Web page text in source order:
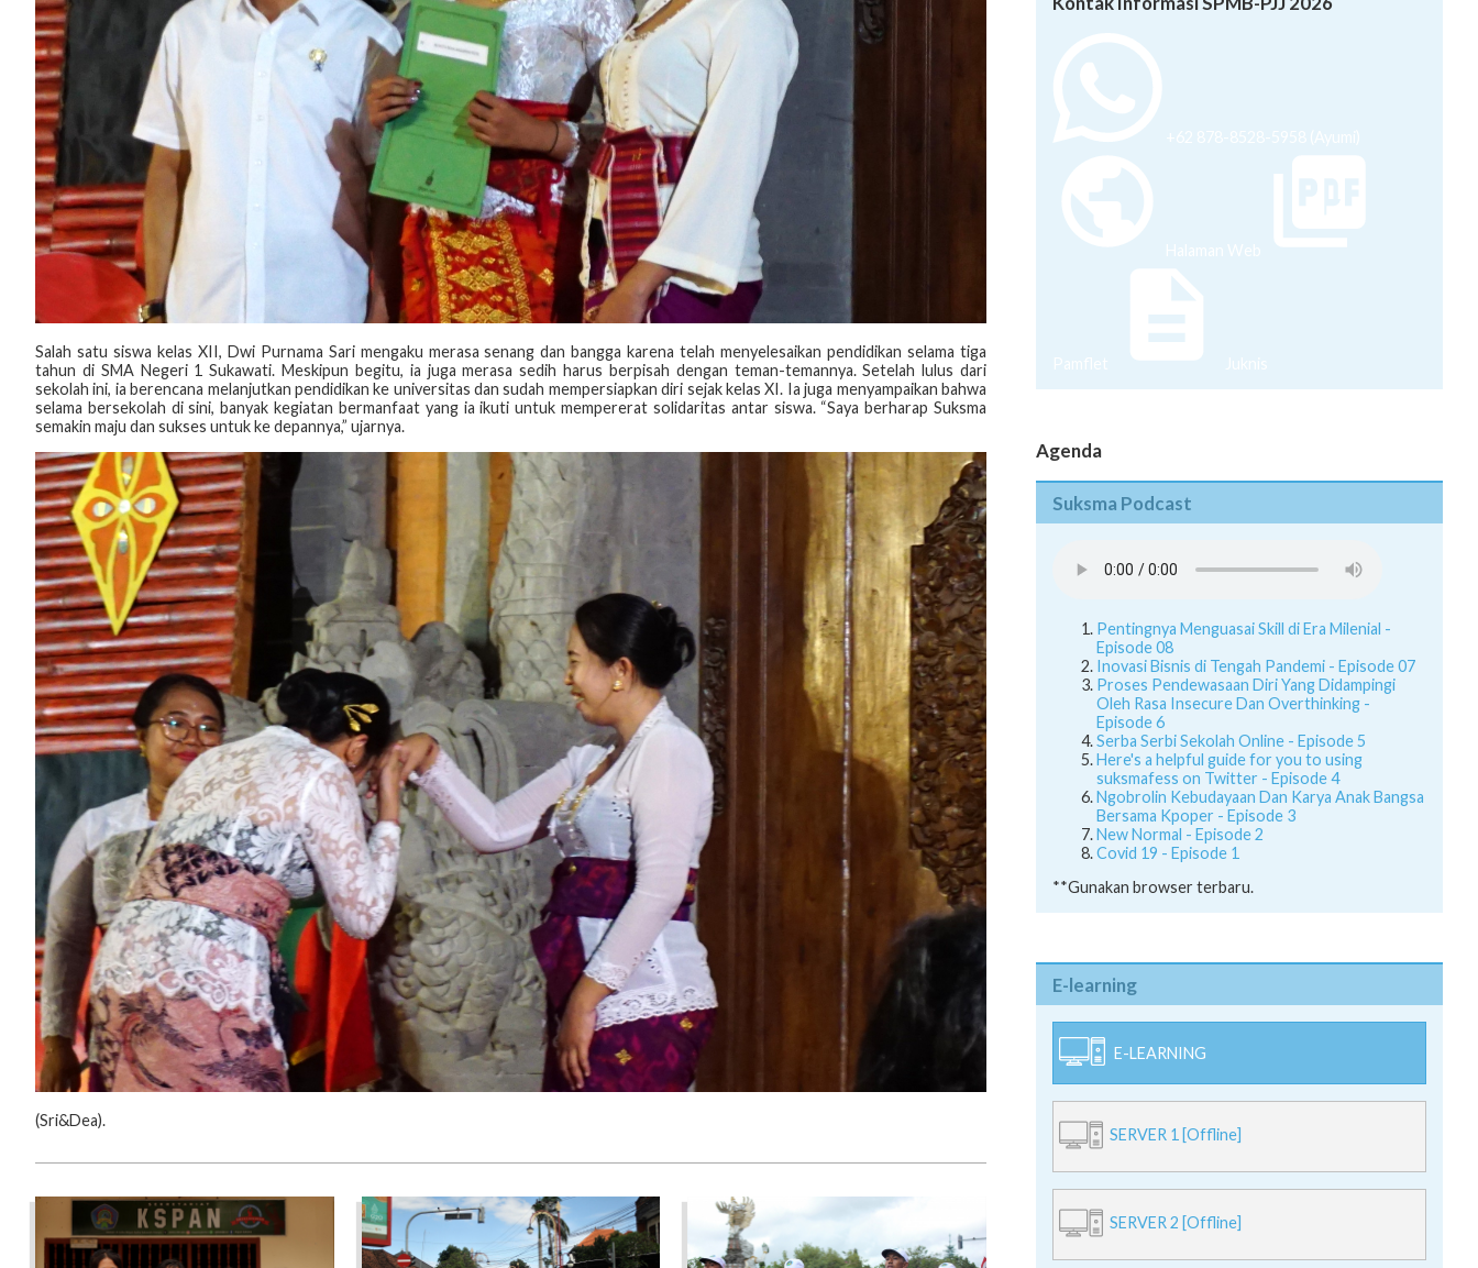
‎Salah satu siswa kelas XII, Dwi Purnama Sari mengaku merasa senang dan bangga karena telah menyelesaikan pendidikan selama tiga
tahun di SMA Negeri 1 Sukawati. Meskipun begitu, ia juga merasa sedih harus berpisah dengan teman-temannya. Setelah lulus dari
sekolah ini, ia berencana melanjutkan pendidikan ke universitas dan sudah mempersiapkan diri sejak kelas XI. Ia juga menyampaikan bahwa
selama bersekolah di sini, banyak kegiatan bermanfaat yang ia ikuti untuk mempererat solidaritas antar siswa. “Saya berharap Suksma
semakin maju dan sukses untuk ke depannya,” ujarnya.
‎(‎Sri&Dea).
Kontak Informasi SPMB-PJJ 2026
+62 878-8528-5958 (Ayumi)
Halaman Web
Pamflet Juknis
Agenda
Suksma Podcast
Pentingnya Menguasai Skill di Era Milenial -
Episode 08
Inovasi Bisnis di Tengah Pandemi - Episode 07
Proses Pendewasaan Diri Yang Didampingi
Oleh Rasa Insecure Dan Overthinking -
Episode 6
Serba Serbi Sekolah Online - Episode 5
Here's a helpful guide for you to using
suksmafess on Twitter - Episode 4
Ngobrolin Kebudayaan Dan Karya Anak Bangsa
Bersama Kpoper - Episode 3
New Normal - Episode 2
Covid 19 - Episode 1
**Gunakan browser terbaru.
E-learning
E-LEARNING
SERVER 1 [Offline]
SERVER 2 [Offline]